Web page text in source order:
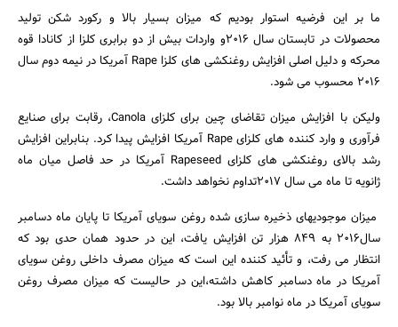
ما بر این فرضیه استوار بودیم که میزان بسیار بالا و رکورد شکن تولید
محصولات در تابستان سال 2016و واردات بیش از دو برابری کلزا از کانادا قوه
محرکه و دلیل اصلی افزایش روغنکشی های کلزا Rape آمریکا در نیمه دوم سال
2016 محسوب می شود.
ولیکن با افزایش میزان تقاضای چین برای کلزای Canola، رقابت برای صنایع
فرآوری و وارد کننده های کلزای Rape آمریکا افزایش پیدا کرد. بنابراین افزایش
رشد بالای روغنکشی های کلزای Rapeseed آمریکا در حد فاصل میان ماه
ژانویه تا ماه می سال 2017تداوم نخواهد داشت.
میزان موجودیهای ذخیره سازی شده روغن سویای آمریکا تا پایان ماه دسامبر
سال2016 به 849 هزار تن افزایش یافت، این در حدود همان حدی بود که
انتظار می رفت، و تأئید کننده این است که میزان مصرف داخلی روغن سویای
آمریکا در ماه دسامبر کاهش داشته،این در حالیست که میزان مصرف روغن
سویای آمریکا در ماه نوامبر بالا بود.